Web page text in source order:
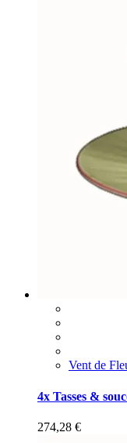
Vent de
4x Tasses &
274,28 €